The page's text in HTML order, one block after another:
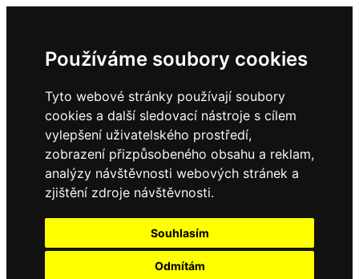
Používáme soubory cookies
Tyto webové stránky používají soubory
cookies a další sledovací nástroje s cílem
vylepšení uživatelského prostředí,
zobrazení přizpůsobeného obsahu a reklam,
analýzy návštěvnosti webových stránek a
zjištění zdroje návštěvnosti.
Souhlasím
Odmítám